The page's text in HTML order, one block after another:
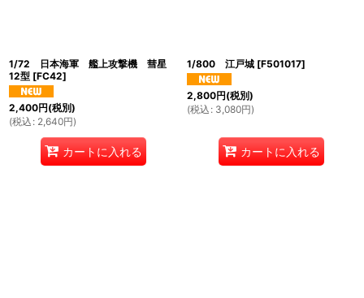
1/72 日本海軍 艦上攻撃機 彗星
12型 [FC42]
2,400円(税別)
(税込 : 2,640円)
カートに入れる
1/800 江戸城 [F501017]
2,800円(税別)
(税込 : 3,080円)
カートに入れる